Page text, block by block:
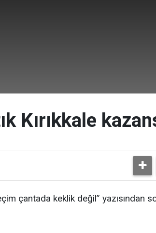
Kırıkkale
çantada keklik değil” yazısından